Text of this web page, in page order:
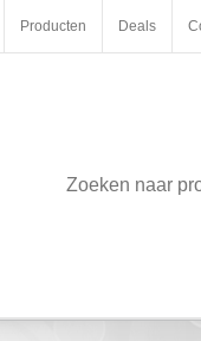
Producten Deals
Zoeken naar